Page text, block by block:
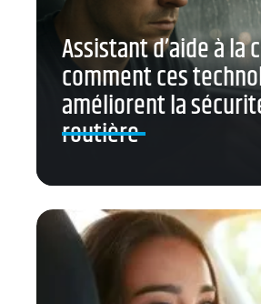
Assistant d’aide à la
comment ces
améliorent la
routière